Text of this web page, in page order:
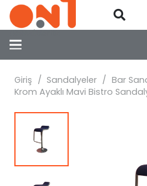
Giriş / Sandalyeler / Bar
Krom Ayaklı Mavi Bistro